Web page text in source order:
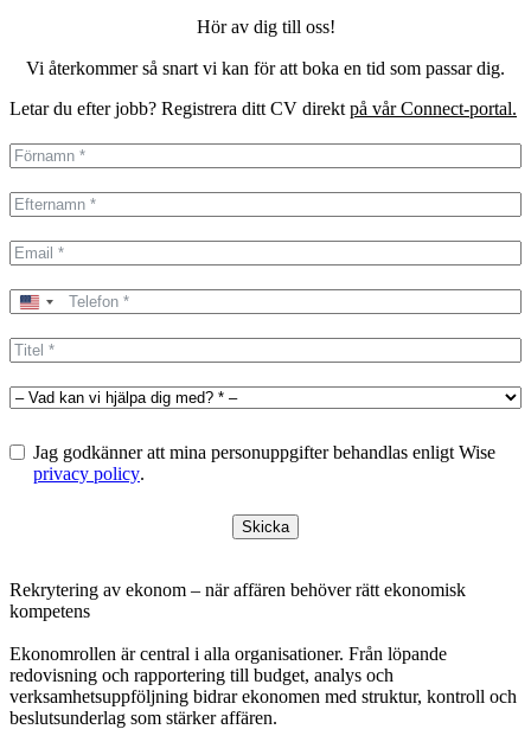
Hör av dig till oss!
Vi återkommer så snart vi kan för att boka en tid som passar dig.
Letar du efter jobb? Registrera ditt CV direkt på vår Connect-portal.
United
+1
Jag godkänner att mina personuppgifter behandlas enligt Wise
privacy policy.
Skicka
Rekrytering av ekonom – när affären behöver rätt ekonomisk
kompetens
Ekonomrollen är central i alla organisationer. Från löpande
redovisning och rapportering till budget, analys och
verksamhetsuppföljning bidrar ekonomen med struktur, kontroll och
beslutsunderlag som stärker affären.